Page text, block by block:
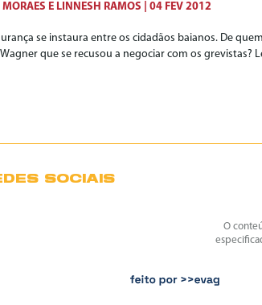
MORAES E LINNESH RAMOS 04 FEV 2012
se instaura entre os cidadãos baianos. De
que se recusou a negociar com os grevistas?
SOCIAIS
O